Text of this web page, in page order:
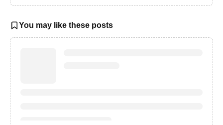
You may like these posts